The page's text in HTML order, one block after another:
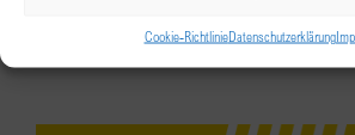
Cookie-RichtlinieDatenschutzerklärung